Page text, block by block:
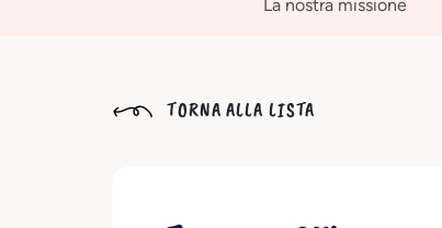
La nostra missione
TORNA ALLA LISTA